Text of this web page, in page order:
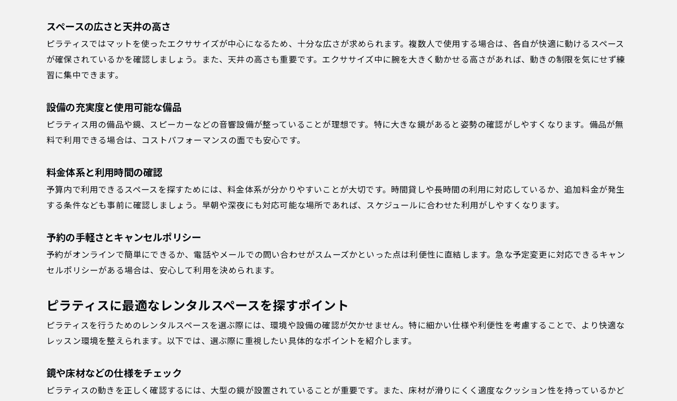
スペースの広さと天井の高さ
ピラティスではマットを使ったエクササイズが中心になるため、十分な広さが求められます。複数人で使用する場合は、各自が快適に動けるスペース
が確保されているかを確認しましょう。また、天井の高さも重要です。エクササイズ中に腕を大きく動かせる高さがあれば、動きの制限を気にせず練
習に集中できます。
設備の充実度と使用可能な備品
ピラティス用の備品や鏡、スピーカーなどの音響設備が整っていることが理想です。特に大きな鏡があると姿勢の確認がしやすくなります。備品が無
料で利用できる場合は、コストパフォーマンスの面でも安心です。
料金体系と利用時間の確認
予算内で利用できるスペースを探すためには、料金体系が分かりやすいことが大切です。時間貸しや長時間の利用に対応しているか、追加料金が発生
する条件なども事前に確認しましょう。早朝や深夜にも対応可能な場所であれば、スケジュールに合わせた利用がしやすくなります。
予約の手軽さとキャンセルポリシー
予約がオンラインで簡単にできるか、電話やメールでの問い合わせがスムーズかといった点は利便性に直結します。急な予定変更に対応できるキャン
セルポリシーがある場合は、安心して利用を決められます。
ピラティスに最適なレンタルスペースを探すポイント
ピラティスを行うためのレンタルスペースを選ぶ際には、環境や設備の確認が欠かせません。特に細かい仕様や利便性を考慮することで、より快適な
レッスン環境を整えられます。以下では、選ぶ際に重視したい具体的なポイントを紹介します。
鏡や床材などの仕様をチェック
ピラティスの動きを正しく確認するには、大型の鏡が設置されていることが重要です。また、床材が滑りにくく適度なクッション性を持っているかど